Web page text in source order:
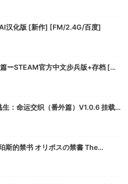
汉化版 [新作] [FM/2.4G/百度]
ーSTEAM官方中文步兵版+存档 [新
：命运交织（番外篇）V1.0.6 挂载
斯的禁书 オリポスの禁書 The